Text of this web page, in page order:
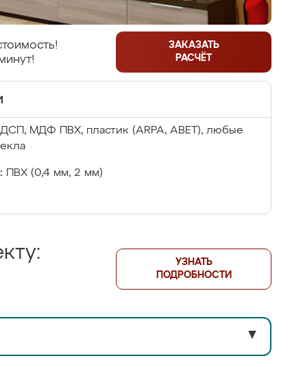
ЗАКАЗАТЬ
РАСЧЁТ
ДСП, МДФ ПВХ, пластик (ARPA, ABET), любые
ПВХ (0,4 мм, 2 мм)
УЗНАТЬ
ПОДРОБНОСТИ
▼